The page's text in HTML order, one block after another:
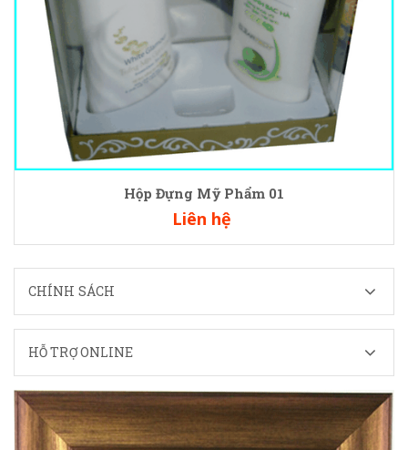
Hộp Đựng Mỹ Phẩm 01
Liên hệ
CHÍNH SÁCH
HỖ TRỢ ONLINE